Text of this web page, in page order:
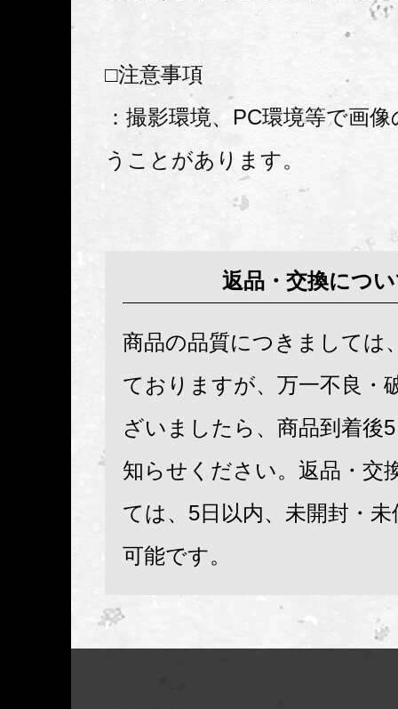
□注意事項
：撮影環境、PC環境等で画
うことがあります。
返品・交換につ
商品の品質につきましては
ておりますが、万一不良・
ざいましたら、商品到着後
知らせください。返品・交
ては、5日以内、未開封・
可能です。